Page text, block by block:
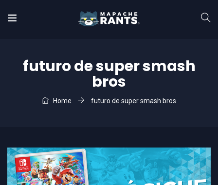
futuro de super smash
bros
Home futuro de super smash bros